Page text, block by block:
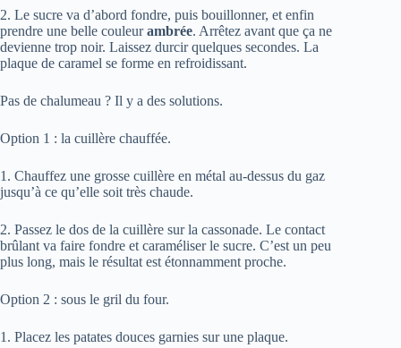
2. Le sucre va d’abord fondre, puis bouillonner, et enfin
prendre une belle couleurambrée. Arrêtez avant que ça ne
devienne trop noir. Laissez durcir quelques secondes. La
plaque de caramel se forme en refroidissant.
Pas de chalumeau ? Il y a des solutions.
Option 1 : la cuillère chauffée.
1. Chauffez une grosse cuillère en métal au-dessus du gaz
jusqu’à ce qu’elle soit très chaude.
2. Passez le dos de la cuillère sur la cassonade. Le contact
brûlant va faire fondre et caraméliser le sucre. C’est un peu
plus long, mais le résultat est étonnamment proche.
Option 2 : sous le gril du four.
1. Placez les patates douces garnies sur une plaque.